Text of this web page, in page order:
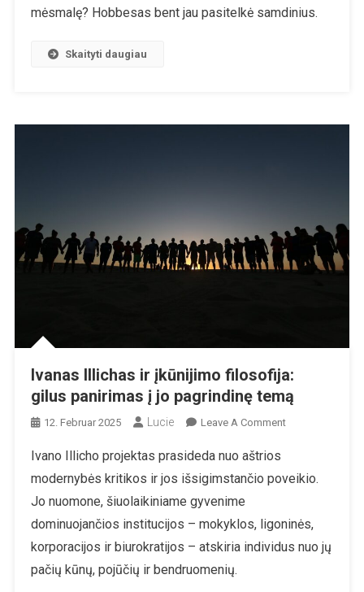
mėsmalę? Hobbesas bent jau pasitelkė samdinius.
Skaityti daugiau
Ivanas Illichas ir įkūnijimo filosofija:
gilus panirimas į jo pagrindinę temą
12. Februar 2025 Lucie Leave A CommentOn
Ir
Gilus
Panirimas
Ivano Illicho projektas prasideda nuo aštrios
modernybės kritikos ir jos išsigimstančio poveikio.
Jo nuomone, šiuolaikiniame gyvenime
dominuojančios institucijos – mokyklos, ligoninės,
korporacijos ir biurokratijos – atskiria individus nuo jų
pačių kūnų, pojūčių ir bendruomenių.